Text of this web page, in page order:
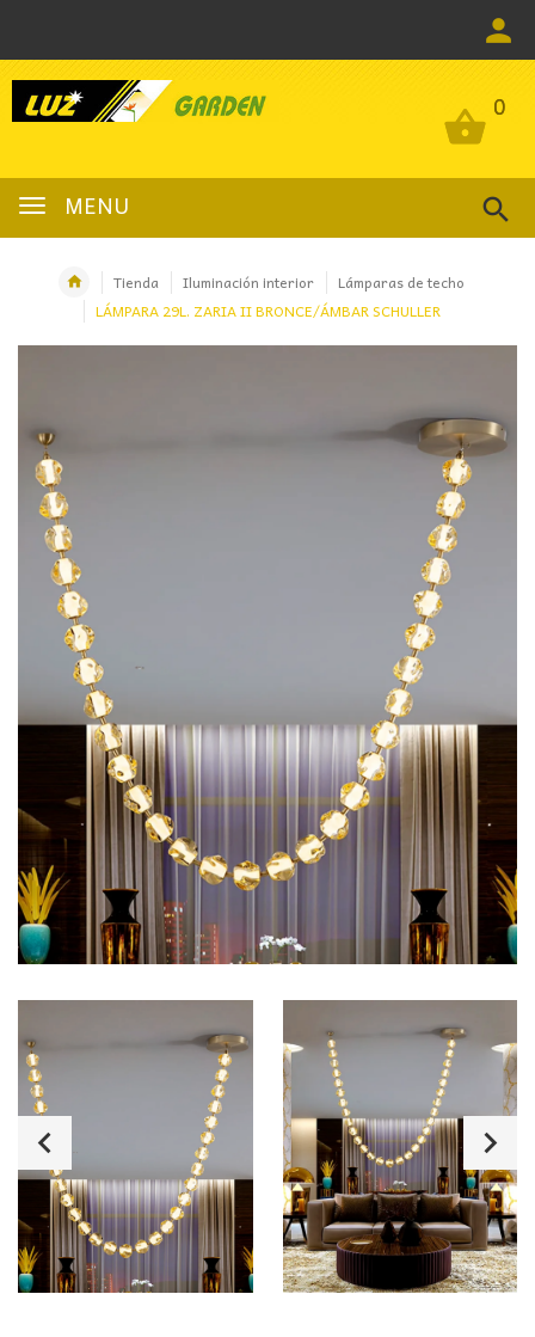
0
MENU
0
Tienda Iluminación interior
Lámparas de techo
LÁMPARA 29L. ZARIA II BRONCE/ÁMBAR SCHULLER